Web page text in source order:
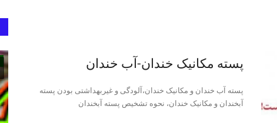
پسته مکانیک خندان-آب خندان
پسته آب خندان و مکانیک خندان،آلودگی و غیربهداشتی بودن پسته
آبخندان و مکانیک خندان، نحوه تشخیص پسته آبخندان
انواع پسته رفسنجان